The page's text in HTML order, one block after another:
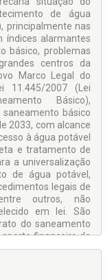
de água
principalmente nas
índices alarmantes
básico, problemas
centros da
Marco Legal do
11.445/2007 (Lei
Básico),
básico
2033, com alcance
à água potável
e tratamento de
a universalização
de água potável,
legais de
outros, não
em lei. São
do saneamento
financeiro de
falta de vontade
fundamental.
conhecer o